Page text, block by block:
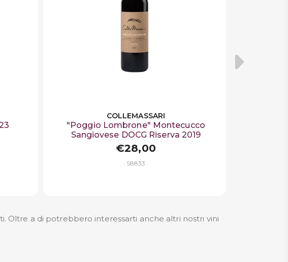
COLLEMASSARI
"Poggio Lombrone" Montecucco
Sangiovese DOCG Riserva 2019
€28,00
S8833
Oltre a di potrebbero interessarti anche altri nostri vini